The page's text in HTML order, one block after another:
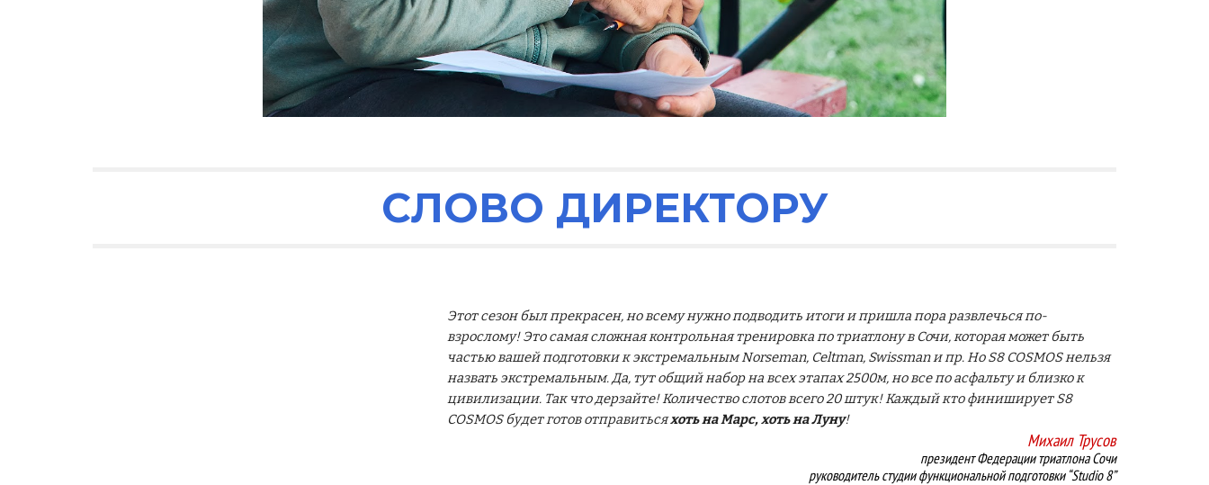
СЛОВО ДИРЕКТОРУ
Этот сезон был прекрасен, но всему нужно подводить итоги и пришла пора развлечься по-
взрослому! Это самаясложная контрольная тренировка потриатлону в Сочи, котораяможет быть
частью вашей подготовки к экстремальным Norseman, Сeltman, Swissman и пр. Но S8 COSMOS нельзя
назвать экстремальным. Да, тут общий набор на всех этапах 2500м, но все по асфальту и близко к
цивилизации. Так что дерзайте! Количество слотов всего 20 штук! Каждый кто финиширует S8
COSMOS будет готов отправитьсяхоть на Марс, хоть на Луну!
Михаил Трусов
президент Федерации триатлона Сочи
руководитель студии функциональной подготовки “Studio 8”